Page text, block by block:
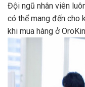
Đội ngũ nhân viên
có thể mang đến cho
khi mua hàng ở